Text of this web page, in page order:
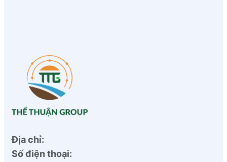
Địa chỉ:
Số điện thoại: